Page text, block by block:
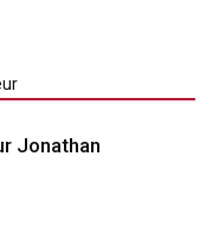
Jonathan